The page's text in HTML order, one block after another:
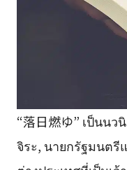
“落日燃ゆ” เป็นน
จิระ, นายกรัฐมนตรี